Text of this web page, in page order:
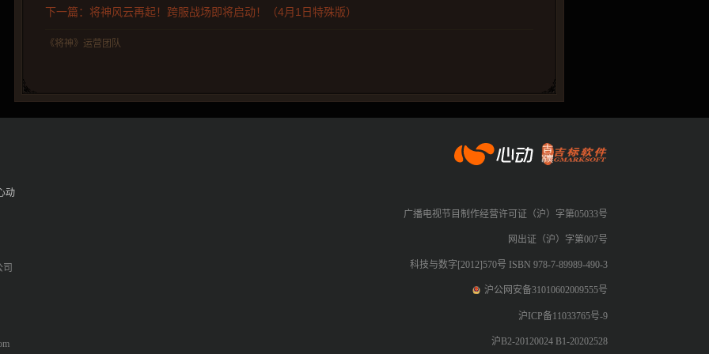
下一篇：将神风云再起！跨服战场即将启动！（4月1日特殊版）
《将神》运营团队
动
司
广播电视节目制作经营许可证（沪）字第05033号
网出证（沪）字第007号
科技与数字[2012]570号 ISBN 978-7-89989-490-3
沪公网安备31010602009555号
沪ICP备11033765号-9
沪B2-20120024 B1-20202528
心动网络